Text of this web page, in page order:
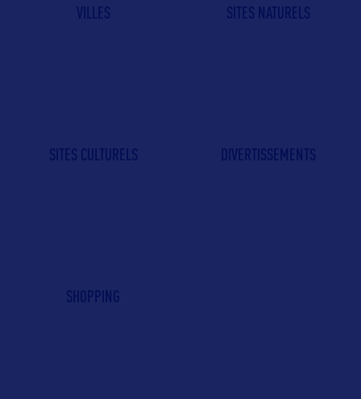
VILLES SITES NATURELS
SITES CULTURELS DIVERTISSEMENTS
SHOPPING